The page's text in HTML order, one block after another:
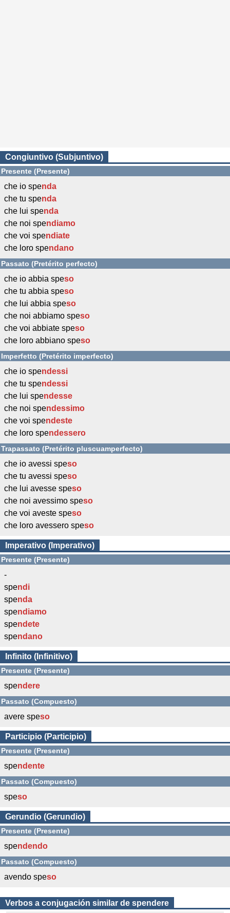
Congiuntivo (Subjuntivo)
Presente (Presente)
che io spenda
che tu spenda
che lui spenda
che noi spendiamo
che voi spendiate
che loro spendano
Passato (Pretérito perfecto)
che io abbia speso
che tu abbia speso
che lui abbia speso
che noi abbiamo speso
che voi abbiate speso
che loro abbiano speso
Imperfetto (Pretérito imperfecto)
che io spendessi
che tu spendessi
che lui spendesse
che noi spendessimo
che voi spendeste
che loro spendessero
Trapassato (Pretérito pluscuamperfecto)
che io avessi speso
che tu avessi speso
che lui avesse speso
che noi avessimo speso
che voi aveste speso
che loro avessero speso
Imperativo (Imperativo)
Presente (Presente)
-
spendi
spenda
spendiamo
spendete
spendano
Infinito (Infinitivo)
Presente (Presente)
spendere
Passato (Compuesto)
avere speso
Participio (Participio)
Presente (Presente)
spendente
Passato (Compuesto)
speso
Gerundio (Gerundio)
Presente (Presente)
spendendo
Passato (Compuesto)
avendo speso
Verbos a conjugación similar de spendere